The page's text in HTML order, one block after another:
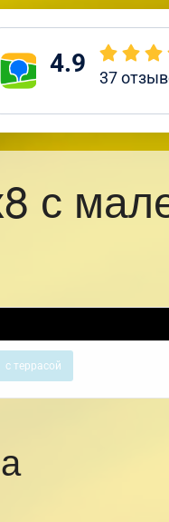
4.9 37
с
с террасой